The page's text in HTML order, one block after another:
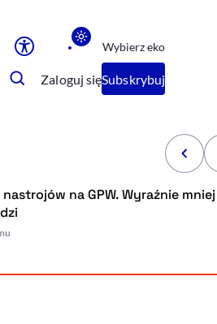
Wybierz eko
Zaloguj sięSubskrybuj
na GPW. Wyraźnie mniej